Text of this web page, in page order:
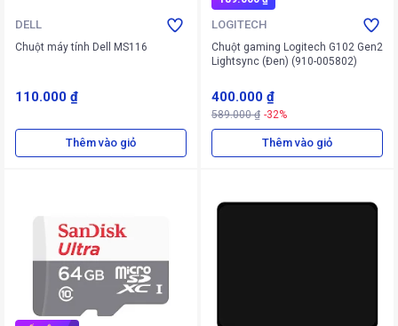
DELL
Chuột máy tính Dell MS116
110.000 ₫
Thêm vào giỏ
LOGITECH
Chuột gaming Logitech G102 Gen2
Lightsync (Đen) (910-005802)
400.000 ₫
589.000 ₫ -32%
Thêm vào giỏ